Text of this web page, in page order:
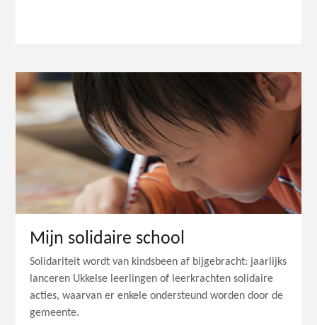
Mijn solidaire school
Solidariteit wordt van kindsbeen af bijgebracht: jaarlijks
lanceren Ukkelse leerlingen of leerkrachten solidaire
acties, waarvan er enkele ondersteund worden door de
gemeente.